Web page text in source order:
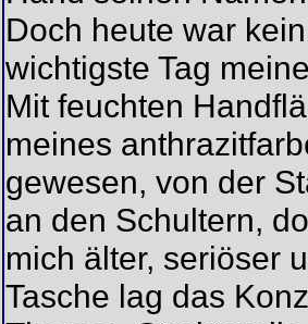
Doch heute war
wichtigste Tag
Mit feuchten
meines
gewesen, von der
an den Schultern,
mich älter, seriöser
Tasche lag das